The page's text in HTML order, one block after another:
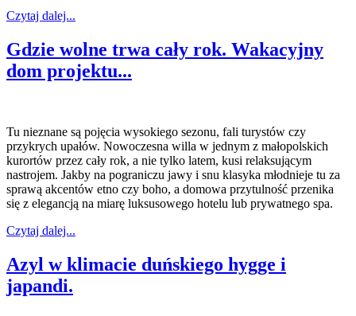
Czytaj dalej...
Gdzie wolne trwa cały rok. Wakacyjny
dom projektu...
Tu nieznane są pojęcia wysokiego sezonu, fali turystów czy
przykrych upałów. Nowoczesna willa w jednym z małopolskich
kurortów przez cały rok, a nie tylko latem, kusi relaksującym
nastrojem. Jakby na pograniczu jawy i snu klasyka młodnieje tu za
sprawą akcentów etno czy boho, a domowa przytulność przenika
się z elegancją na miarę luksusowego hotelu lub prywatnego spa.
Czytaj dalej...
Azyl w klimacie duńskiego hygge i
japandi.